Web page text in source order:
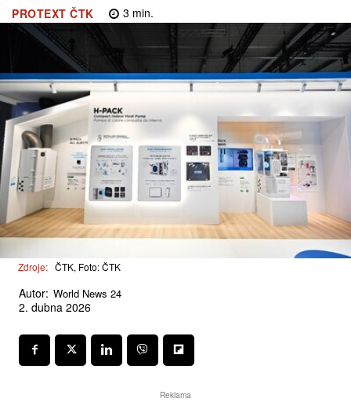
PROTEXT ČTK 3 min.
Zdroje: ČTK, Foto: ČTK
Autor: World News 24
2. dubna 2026
Reklama